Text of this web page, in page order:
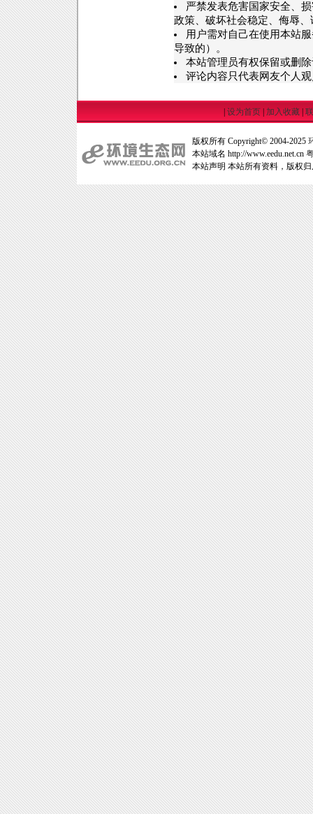
严禁发表危害国家安全、
政策、破坏社会稳定、侮辱
用户需对自己在使用本站
导致的）。
本站管理员有权保留或删
评论内容只代表网友个人
设为首页| 加入收藏|
版权所有 Copyright© 2004-2025
本站域名 http://www.eedu.net.cn
本站声明 本站所有资料，版权